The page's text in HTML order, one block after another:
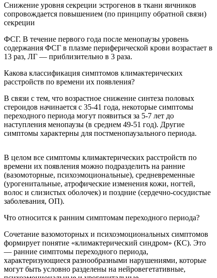
Снижение уровня секреции эстрогенов в ткани яичников
сопровождается повышением (по принципу обратной связи)
секреции
ФСГ. В течение первого года после менопаузы уровень
содержания ФСГ в плазме периферической крови возрастает в
13 раз, ЛГ — приблизительно в 3 раза.
Какова классификация симптомов климактерических
расстройств по времени их появления?
В связи с тем, что возрастное снижение синтеза половых
стероидов начинается с 35-41 года, некоторые симптомы
переходного периода могут появиться за 5-7 лет до
наступления менопаузы (в среднем 49-51 год). Другие
симптомы характерны для постменопаузального периода.
В целом все симптомы климактерических расстройств по
времени их появления можно подразделить на ранние
(вазомоторные, психоэмоциональные), средневременные
(урогенитальные, атрофические изменения кожи, ногтей,
волос и слизистых оболочек) и поздние (сердечно-сосудистые
заболевания, ОП).
Что относится к ранним симптомам переходного периода?
Сочетание вазомоторных и психоэмоциональных симптомов
формирует понятие «климактерический синдром» (КС). Это
— ранние симптомы переходного периода,
характеризующиеся разнообразными нарушениями, которые
могут быть условно разделены на нейровегетативные,